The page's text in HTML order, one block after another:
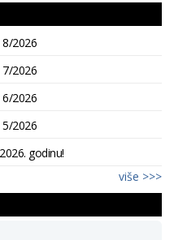
8/2026
7/2026
6/2026
5/2026
godinu!
više >>>